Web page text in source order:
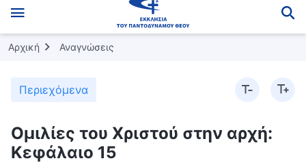
Αρχική Αναγνώσεις
Περιεχόμενα
Ομιλίες του Χριστού στην αρχή:
Κεφάλαιο 15